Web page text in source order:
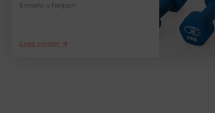
Ermelo u helpen
Lees verder ➜